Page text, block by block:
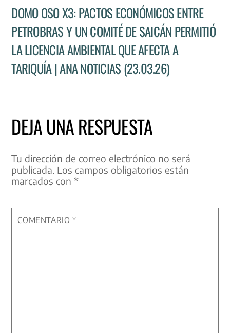
DOMO OSO X3: PACTOS ECONÓMICOS ENTRE
PETROBRAS Y UN COMITÉ DE SAICÁN PERMITIÓ
LA LICENCIA AMBIENTAL QUE AFECTA A
TARIQUÍA | ANA NOTICIAS (23.03.26)
DEJA UNA RESPUESTA
Tu dirección de correo electrónico no será
publicada. Los campos obligatorios están
marcados con*
COMENTARIO*